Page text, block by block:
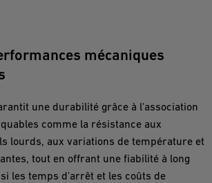
mécaniques
une durabilité grâce à l'association
comme la résistance aux
lourds, aux variations de température et
tout en offrant une fiabilité à long
les temps d'arrêt et les coûts de